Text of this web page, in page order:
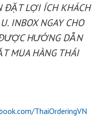
ĐẶT LỢI ÍCH KHÁCH
INBOX NGAY CHO
HƯỚNG DẪN
MUA HÀNG THÁI
ThaiOrderingVN